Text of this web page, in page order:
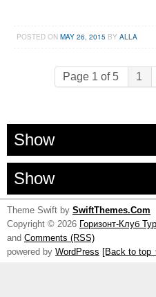
POSTED ONMAY 26, 2015 BYALLA
Page 1 of 5 1
Show
Show
Theme Swift by SwiftThemes.Com
Copyright © 2026 Горизонт-Клуб
and Comments (RSS)
powered by WordPress [Back to top